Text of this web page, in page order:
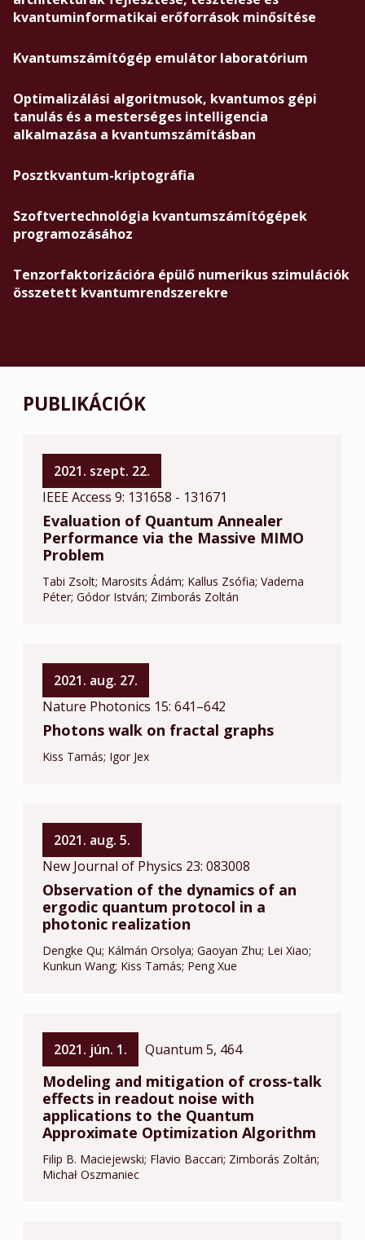
kvantuminformatikai erőforrások minősítése
Kvantumszámítógép emulátor laboratórium
Optimalizálási algoritmusok, kvantumos gépi
tanulás és a mesterséges intelligencia
alkalmazása a kvantumszámításban
Posztkvantum-kriptográfia
Szoftvertechnológia kvantumszámítógépek
programozásához
Tenzorfaktorizációra épülő numerikus szimulációk
összetett kvantumrendszerekre
PUBLIKÁCIÓK
2021. szept. 22.
IEEE Access 9: 131658 - 131671
Evaluation of Quantum Annealer
Performance via the Massive MIMO
Problem
Tabi Zsolt Marosits Ádám Kallus Zsófia Vaderna
Péter Gódor István Zimborás Zoltán
2021. aug. 27.
Nature Photonics 15: 641–642
Photons walk on fractal graphs
Kiss Tamás Igor Jex
2021. aug. 5.
New Journal of Physics 23: 083008
Observation of the dynamics of an
ergodic quantum protocol in a
photonic realization
Dengke Qu Kálmán Orsolya Gaoyan Zhu Lei Xiao
Kunkun Wang Kiss Tamás Peng Xue
2021. jún. 1. Quantum 5, 464
Modeling and mitigation of cross-talk
effects in readout noise with
applications to the Quantum
Approximate Optimization Algorithm
Filip B. Maciejewski Flavio Baccari Zimborás Zoltán
Michał Oszmaniec